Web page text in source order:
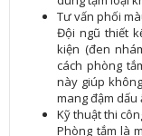
Tư vấn phối
Đội ngũ thiết
kiện (đen
cách phòng
này giúp
mang đậm dấu
Kỹ thuật thi
Phòng tắm là